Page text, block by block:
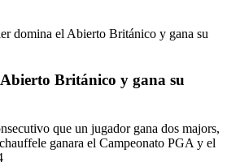
domina el Abierto Británico y gana su
Británico y gana su
que un jugador gana dos majors,
ganara el Campeonato PGA y el